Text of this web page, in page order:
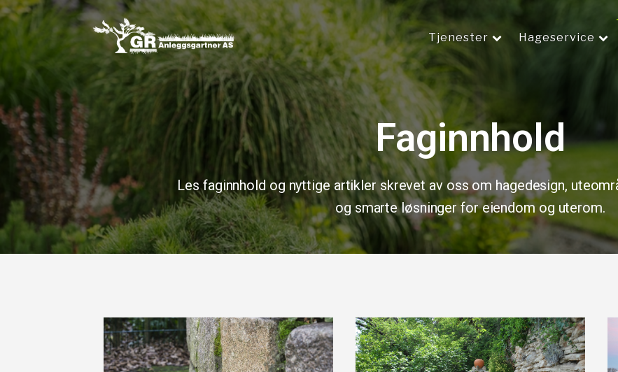
Tjenester Hageservice
Faginnhold
Les faginnhold og nyttige artikler skrevet av oss om hagedesign,
og smarte løsninger for eiendom og uterom.